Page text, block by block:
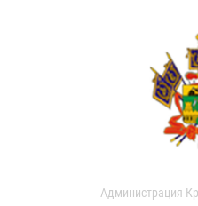
Администрация